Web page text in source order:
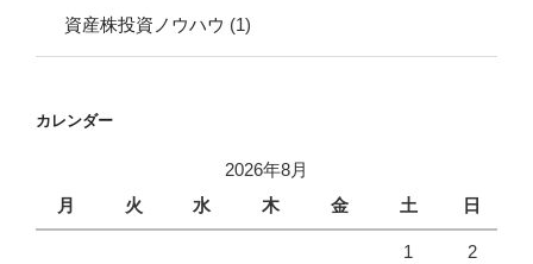
資産株投資ノウハウ (1)
カレンダー
2026年8月
月
火 水 木 金 土 日
1 2